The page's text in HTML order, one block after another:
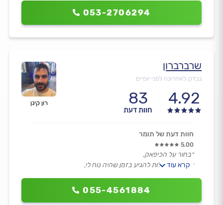
053-2706294
רון קינן
שרברברון
נבדק לאחרונה לפני יומיים
4.92
83
חוות דעת
055-4561884
חוות דעת של תומר
5.00
״בחור על הכיפאק,
עשת השתדלות להגיע בזמן שהיה נוח לי,
קרא עוד